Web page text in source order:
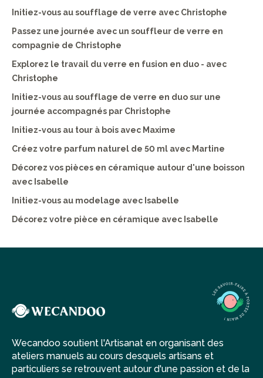
Initiez-vous au soufflage de verre avec Christophe
Passez une journée avec un souffleur de verre en
compagnie de Christophe
Explorez le travail du verre en fusion en duo - avec
Christophe
Initiez-vous au soufflage de verre en duo sur une
journée accompagnés par Christophe
Initiez-vous au tour à bois avec Maxime
Créez votre parfum naturel de 50 ml avec Martine
Décorez vos pièces en céramique autour d'une boisson
avec Isabelle
Initiez-vous au modelage avec Isabelle
Décorez votre pièce en céramique avec Isabelle
Wecandoo soutient l'Artisanat en organisant des
ateliers manuels au cours desquels artisans et
particuliers se retrouvent autour d'une passion et de la